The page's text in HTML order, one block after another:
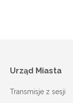
Urząd Miasta
Transmisje z sesji